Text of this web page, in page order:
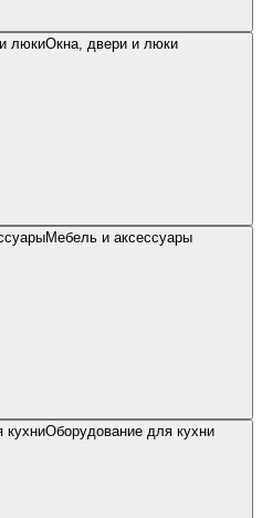
Окна, двери и люки
Мебель и аксессуары
Оборудование для кухни